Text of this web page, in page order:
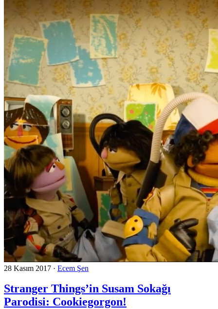
28 Kasım 2017 · Ecem Şen
Stranger Things’in Susam Sokağı
Parodisi: Cookiegorgon!